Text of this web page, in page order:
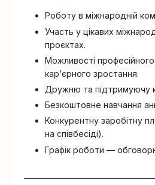
Роботу в міжнародній
Участь у цікавих
проєктах.
Можливості
кар’єрного зростання.
Дружню та підтримуючу
Безкоштовне навчання
Конкурентну заробітну
на співбесіді).
Графік роботи —